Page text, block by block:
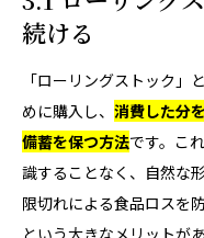
続ける
「ローリングストック」
めに購入し、 消費した分
備蓄を保つ方法です。こ
識することなく、自然な
限切れによる食品ロスを
という大きなメリットがあ